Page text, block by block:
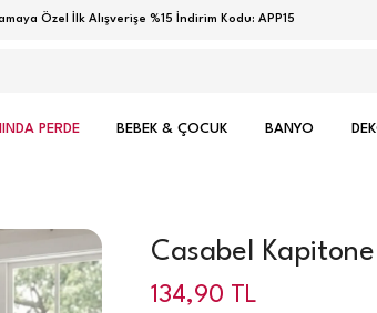
Özel İlk Alışverişe %15 İndirim Kodu: APP15
PERDE BEBEK & ÇOCUK BANYO
Casabel
134,90 TL